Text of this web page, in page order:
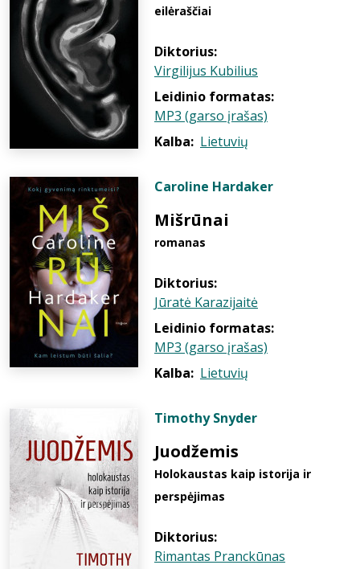
eilėraščiai
Diktorius:
Virgilijus Kubilius
Leidinio formatas:
MP3 (garso įrašas)
Kalba: Lietuvių
Caroline Hardaker
Mišrūnai
romanas
Diktorius:
Jūratė Karazijaitė
Leidinio formatas:
MP3 (garso įrašas)
Kalba: Lietuvių
Timothy Snyder
Juodžemis
Holokaustas kaip istorija ir
perspėjimas
Diktorius:
Rimantas Pranckūnas